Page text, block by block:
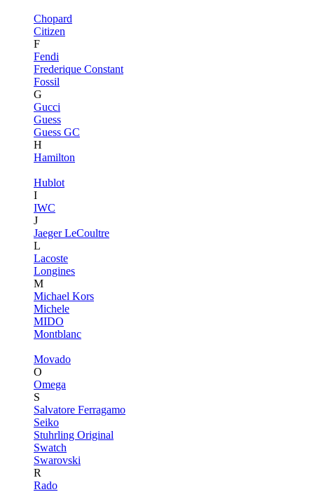
Chopard
Citizen
F
Fendi
Frederique Constant
Fossil
G
Gucci
Guess
Guess GC
H
Hamilton
Hublot
I
IWC
J
Jaeger LeCoultre
L
Lacoste
Longines
M
Michael Kors
Michele
MIDO
Montblanc
Movado
O
Omega
S
Salvatore Ferragamo
Seiko
Stuhrling Original
Swatch
Swarovski
R
Rado